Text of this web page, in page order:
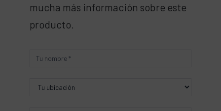
mucha más información sobre este
producto.
Producto